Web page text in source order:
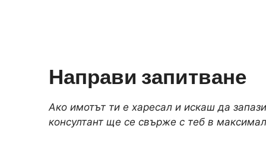
Направи запитване
Ако имотът ти е харесал и искаш да
консултант ще се свърже с теб в